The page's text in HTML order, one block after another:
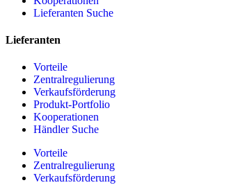
Lieferanten Suche
Lieferanten
Vorteile
Zentralregulierung
Verkaufsförderung
Produkt-Portfolio
Kooperationen
Händler Suche
Vorteile
Zentralregulierung
Verkaufsförderung